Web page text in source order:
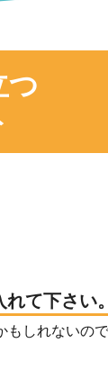
て下さい。
もしれないの